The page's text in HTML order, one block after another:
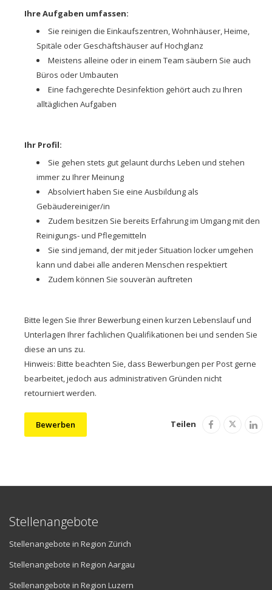
Ihre Aufgaben umfassen:
Sie reinigen die Einkaufszentren, Wohnhäuser, Heime,
Spitäle oder Geschäftshäuser auf Hochglanz
Meistens alleine oder in einem Team säubern Sie auch
Büros oder Umbauten
Eine fachgerechte Desinfektion gehört auch zu Ihren
alltäglichen Aufgaben
Ihr Profil:
Sie gehen stets gut gelaunt durchs Leben und stehen
immer zu Ihrer Meinung
Absolviert haben Sie eine Ausbildung als
Gebäudereiniger/in
Zudem besitzen Sie bereits Erfahrung im Umgang mit den
Reinigungs- und Pflegemitteln
Sie sind jemand, der mit jeder Situation locker umgehen
kann und dabei alle anderen Menschen respektiert
Zudem können Sie souverän auftreten
Bitte legen Sie Ihrer Bewerbung einen kurzen Lebenslauf und
Unterlagen Ihrer fachlichen Qualifikationen bei und senden Sie
diese an uns zu.
Hinweis: Bitte beachten Sie, dass Bewerbungen per Post gerne
bearbeitet, jedoch aus administrativen Gründen nicht
retourniert werden.
Bewerben Teilen
Stellenangebote
Stellenangebote in Region Zürich
Stellenangebote in Region Aargau
Stellenangebote in Region Luzern